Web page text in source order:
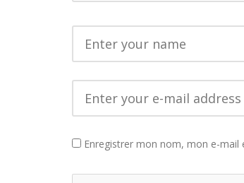
Enregistrer mon nom, mon e-